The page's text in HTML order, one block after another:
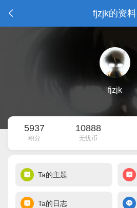
fjzjk的资料
fjzjk
5937
积分
10888
无忧币
Ta的主题
Ta的日志